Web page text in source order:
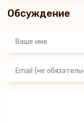
С кем хочу, с тем и
Не отдал цветов я
Обсуждение